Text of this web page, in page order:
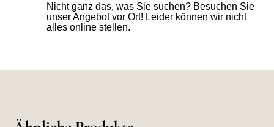
Nicht ganz das, was Sie suchen? Besuchen Sie
unser Angebot vor Ort! Leider können wir nicht
alles online stellen.